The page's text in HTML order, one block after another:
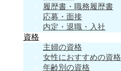
履歴書・職務履歴書
応募・面接
内定・退職・入社
資格
主婦の資格
女性におすすめの資格
年齢別の資格